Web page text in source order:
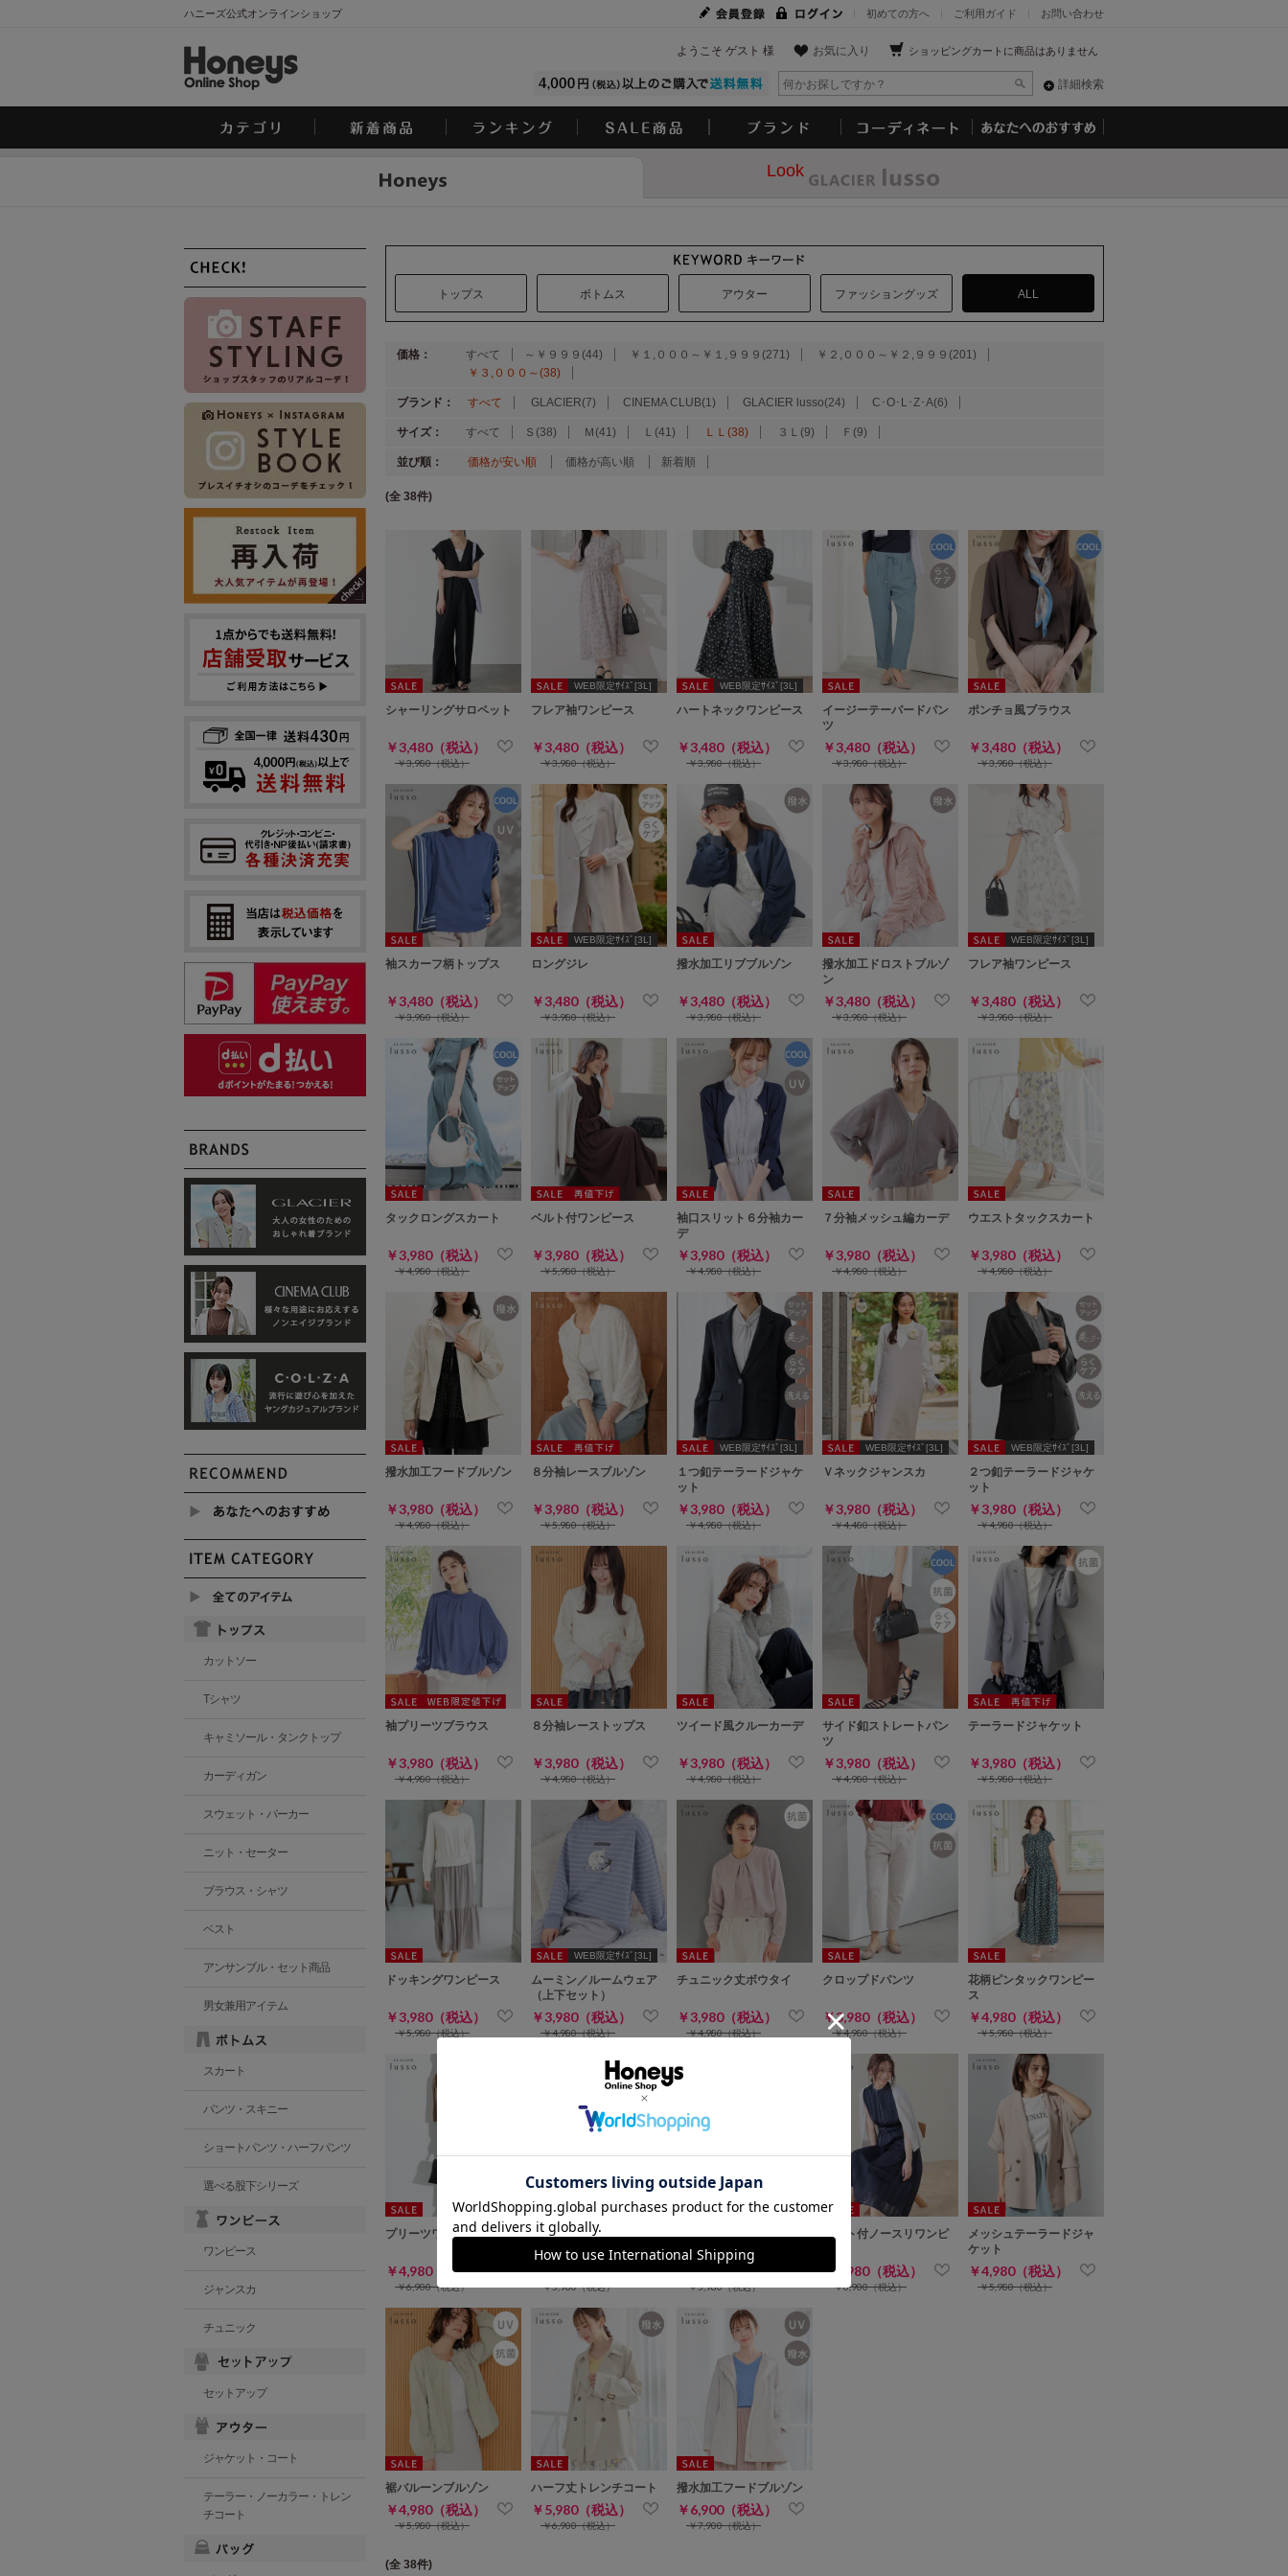
ハニーズ公式オンラインショップ お問い合わせ
ご利用ガイド
初めての方へ
ショッピングカートに商品はありません
お気に入り
ようこそ ゲスト 様
詳細検索
Look
トップス ボトムス アウター ファッショングッズ ALL
価格： すべて ～￥９９９(44) ￥１,０００～￥１,９９９(271)
￥２,０００～￥２,９９９(201)
￥３,０００～(38)
ブランド： すべて GLACIER(7) CINEMA CLUB(1) GLACIER lusso(24) C･O･L･Z･A(6)
サイズ： すべて Ｓ(38) Ｍ(41) Ｌ(41) ＬＬ(38) ３Ｌ(9) Ｆ(9)
並び順： 価格が安い順 価格が高い順 新着順
(全 38件)
シャーリングサロペット
￥3,480（税込）
￥3,980（税込）
WEB限定ｻｲｽﾞ[3L]
フレア袖ワンピース
￥3,480（税込）
￥3,980（税込）
WEB限定ｻｲｽﾞ[3L]
ハートネックワンピース
￥3,480（税込）
￥3,980（税込）
イージーテーパードパン
ツ
￥3,480（税込）
￥3,980（税込）
ポンチョ風ブラウス
￥3,480（税込）
￥3,980（税込）
袖スカーフ柄トップス
￥3,480（税込）
￥3,980（税込）
WEB限定ｻｲｽﾞ[3L]
ロングジレ
￥3,480（税込）
￥3,980（税込）
撥水加工リブブルゾン
￥3,480（税込）
￥3,980（税込）
撥水加工ドロストブルゾ
ン
￥3,480（税込）
￥3,980（税込）
WEB限定ｻｲｽﾞ[3L]
フレア袖ワンピース
￥3,480（税込）
￥3,980（税込）
タックロングスカート
￥3,980（税込）
￥4,980（税込）
ベルト付ワンピース
￥3,980（税込）
￥5,980（税込）
袖口スリット６分袖カー
デ
￥3,980（税込）
￥4,980（税込）
７分袖メッシュ編カーデ
￥3,980（税込）
￥4,980（税込）
ウエストタックスカート
￥3,980（税込）
￥4,980（税込）
撥水加工フードブルゾン
￥3,980（税込）
￥4,980（税込）
８分袖レースブルゾン
￥3,980（税込）
￥5,980（税込）
WEB限定ｻｲｽﾞ[3L]
１つ釦テーラードジャケ
ット
￥3,980（税込）
￥4,980（税込）
WEB限定ｻｲｽﾞ[3L]
Ｖネックジャンスカ
￥3,980（税込）
￥4,480（税込）
WEB限定ｻｲｽﾞ[3L]
２つ釦テーラードジャケ
ット
￥3,980（税込）
￥4,980（税込）
袖プリーツブラウス
￥3,980（税込）
￥4,980（税込）
８分袖レーストップス
￥3,980（税込）
￥4,980（税込）
ツイード風クルーカーデ
￥3,980（税込）
￥4,980（税込）
サイド釦ストレートパン
ツ
￥3,980（税込）
￥4,980（税込）
テーラードジャケット
￥3,980（税込）
￥5,980（税込）
ドッキングワンピース
￥3,980（税込）
￥5,980（税込）
WEB限定ｻｲｽﾞ[3L]
ムーミン／ルームウェア
（上下セット）
￥3,980（税込）
￥4,980（税込）
チュニック丈ボウタイ
￥3,980（税込）
￥4,980（税込）
クロップドパンツ
￥3,980（税込）
￥4,980（税込）
花柄ピンタックワンピー
ス
￥4,980（税込）
￥5,980（税込）
プリーツワンピース
￥4,980（税込）
￥6,900（税込）
配色ワンピース
￥4,980（税込）
￥5,980（税込）
WEB限定ｻｲｽﾞ[3L]
ケープ風フードブルゾン
￥4,980（税込）
￥5,980（税込）
ベルト付ノースリワンピ
￥4,980（税込）
￥6,900（税込）
メッシュテーラードジャ
ケット
￥4,980（税込）
￥5,980（税込）
裾バルーンブルゾン
￥4,980（税込）
￥5,980（税込）
ハーフ丈トレンチコート
￥5,980（税込）
￥6,900（税込）
撥水加工フードブルゾン
￥6,900（税込）
￥7,900（税込）
(全 38件)
カットソー
Tシャツ
キャミソール・タンクトップ
カーディガン
スウェット・パーカー
ニット・セーター
ブラウス・シャツ
ベスト
アンサンブル・セット商品
男女兼用アイテム
スカート
パンツ・スキニー
ショートパンツ・ハーフパンツ
選べる股下シリーズ
ワンピース
ジャンスカ
チュニック
セットアップ
ジャケット・コート
テーラー・ノーカラー・トレン
チコート